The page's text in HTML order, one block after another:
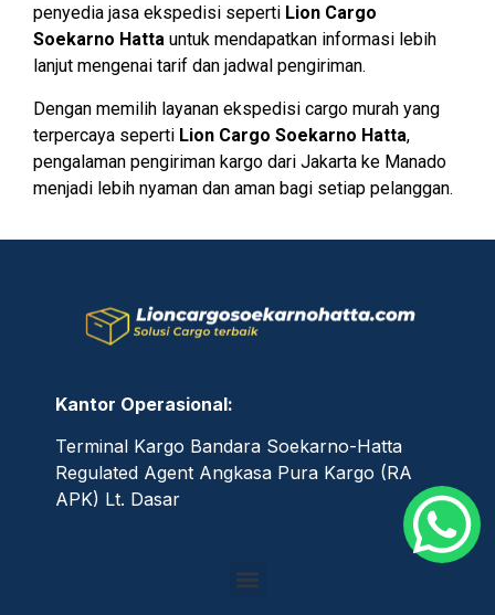
penyedia jasa ekspedisi seperti Lion Cargo
Soekarno Hatta untuk mendapatkan informasi lebih
lanjut mengenai tarif dan jadwal pengiriman.
Dengan memilih layanan ekspedisi cargo murah yang
terpercaya seperti Lion Cargo Soekarno Hatta,
pengalaman pengiriman kargo dari Jakarta ke Manado
menjadi lebih nyaman dan aman bagi setiap pelanggan.
Kantor Operasional:
Terminal Kargo Bandara Soekarno-Hatta
Regulated Agent Angkasa Pura Kargo (RA
APK) Lt. Dasar